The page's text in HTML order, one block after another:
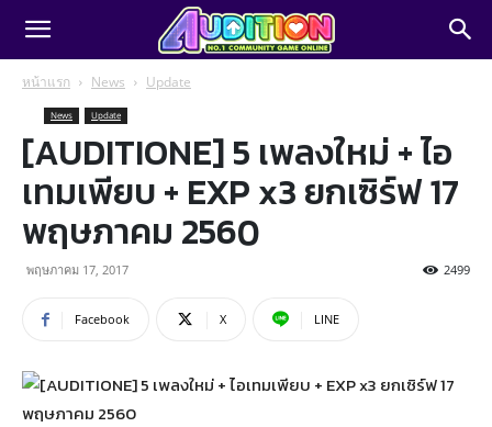
หน้าแรก News Update
News Update
[AUDITIONE] 5 เพลงใหม่ + ไอ
เทมเพียบ + EXP x3 ยกเซิร์ฟ 17
พฤษภาคม 2560
พฤษภาคม 17, 2017 2499
Facebook X LINE